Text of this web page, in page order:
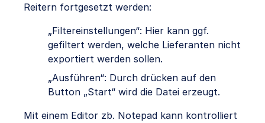
Reitern fortgesetzt werden:
„Filtereinstellungen“: Hier kann ggf.
gefiltert werden, welche Lieferanten nicht
exportiert werden sollen.
„Ausführen“: Durch drücken auf den
Button „Start“ wird die Datei erzeugt.
Mit einem Editor zb. Notepad kann kontrolliert